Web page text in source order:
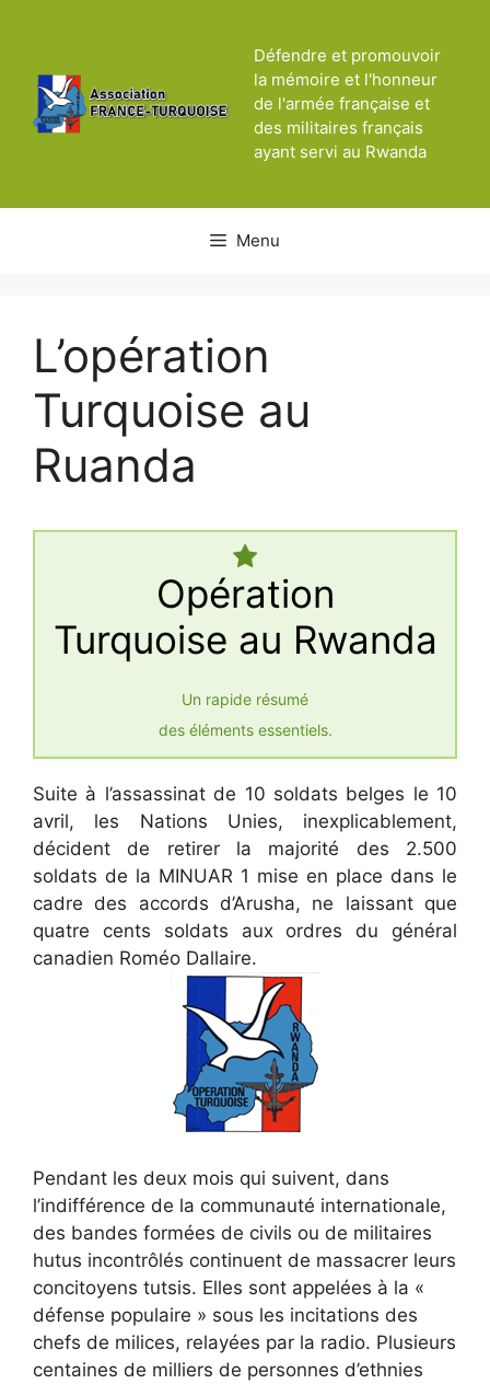
Défendre et promouvoir
la mémoire et l'honneur
de l'armée française et
des militaires français
ayant servi au Rwanda
Menu
L’opération
Turquoise au
Ruanda
Opération
Turquoise au Rwanda
Un rapide résumé
des éléments essentiels.
Suite à l’assassinat de 10 soldats belges le 10
avril, les Nations Unies, inexplicablement,
décident de retirer la majorité des 2.500
soldats de la MINUAR 1 mise en place dans le
cadre des accords d’Arusha, ne laissant que
quatre cents soldats aux ordres du général
canadien Roméo Dallaire.
Pendant les deux mois qui suivent, dans
l’indifférence de la communauté internationale,
des bandes formées de civils ou de militaires
hutus incontrôlés continuent de massacrer leurs
concitoyens tutsis. Elles sont appelées à la «
défense populaire » sous les incitations des
chefs de milices, relayées par la radio. Plusieurs
centaines de milliers de personnes d’ethnies